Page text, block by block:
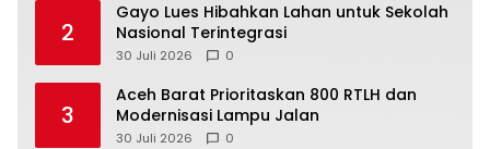
2
Gayo Lues Hibahkan Lahan untuk Sekolah
Nasional Terintegrasi
30 Juli 2026 0
3
Aceh Barat Prioritaskan 800 RTLH dan
Modernisasi Lampu Jalan
30 Juli 2026 0